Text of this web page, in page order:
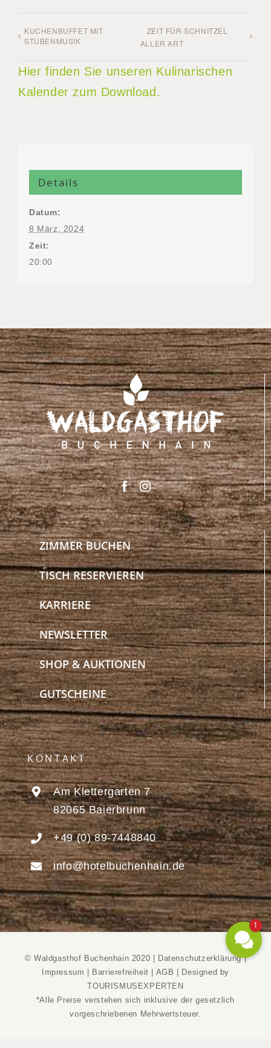
KUCHENBUFFET MIT
STUBENMUSIK
ZEIT FÜR SCHNITZEL
ALLER ART
Hier finden Sie unseren Kulinarischen
Kalender zum Download.
Details
Datum:
8 März, 2024
Zeit:
20:00
ZIMMER BUCHEN
TISCH RESERVIEREN
KARRIERE
NEWSLETTER
SHOP & AUKTIONEN
GUTSCHEINE
KONTAKT
Am Klettergarten 7
82065 Baierbrunn
+49 (0) 89-7448840
info@hotelbuchenhain.de
© Waldgasthof Buchenhain 2020 | Datenschutzerklärung|
Impressum
Barrierefreiheit AGB
Designed by
TOURISMUSEXPERTEN
*Alle Preise verstehen sich inklusive der gesetzlich
vorgeschriebenen Mehrwertsteuer.
1